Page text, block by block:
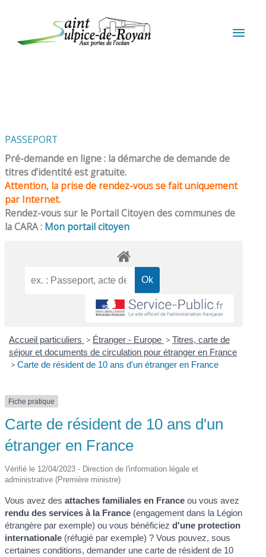
PASSEPORT
Pré-demande en ligne : la démarche de demande de
titres d’identité est gratuite.
Attention, la prise de rendez-vous se fait uniquement
par Internet.
Rendez-vous sur le Portail Citoyen des communes de
la CARA : Mon portail citoyen
Accueil particuliers > Étranger - Europe > Titres, carte de
séjour et documents de circulation pour étranger en France
> Carte de résident de 10 ans d'un étranger en France
Fiche pratique
Carte de résident de 10 ans d'un
étranger en France
Vérifié le 12/04/2023 - Direction de l'information légale et
administrative (Première ministre)
Vous avez desattaches familiales en France ou vous avez
rendu des services à la France (engagement dans la Légion
étrangère par exemple) ou vous bénéficiezd'une protection
internationale (réfugié par exemple) ? Vous pouvez, sous
certaines conditions, demander une carte de résident de 10